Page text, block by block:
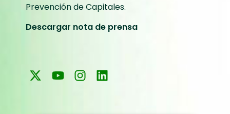
Prevención de Capitales.
Descargar nota de prensa